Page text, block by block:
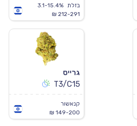
בזלת 3.1-15.4%
212-291 ₪
גרייס
T3/C15
קנאשור
149-200 ₪